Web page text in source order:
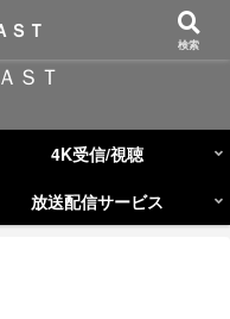
ＳＴ
4K受信/視聴
放送配信サービス
ＳＴ
検索